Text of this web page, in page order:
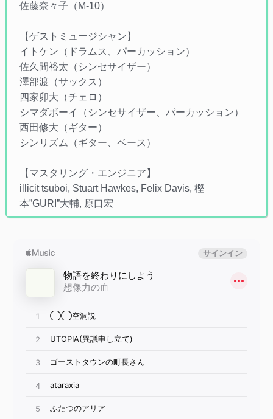
佐藤奈々子（M-10）
【ゲストミュージシャン】
イトケン（ドラムス、パーカッション）
佐久間裕太（シンセサイザー）
澤部渡（サックス）
四家卯大（チェロ）
シマダボーイ（シンセサイザー、パーカッション）
西田修大（ギター）
シンリズム（ギター、ベース）
【マスタリング・エンジニア】
illicit tsuboi, Stuart Hawkes, Felix Davis, 樫
本”GURI”大輔, 原口宏